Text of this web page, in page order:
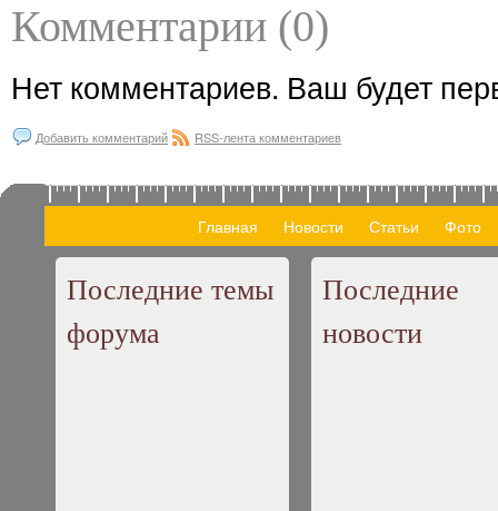
Комментарии (0)
Нет комментариев. Ваш будет
Добавить комментарий RSS-лента комментариев
Главная Новости Статьи Фото
Последние темы
форума
Последние
новости